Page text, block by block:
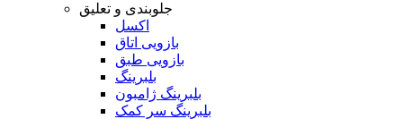
جلوبندی و تعلیق
اکسل
بازویی اتاق
بازویی طبق
بلبرینگ
بلبرینگ ژامبون
بلبرینگ سر کمک